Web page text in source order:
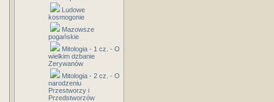
Ludowe
kosmogonie
Mazowsze
pogańskie
Mitologia - 1 cz. - O
wielkim dzbanie
Zerywanów
Mitologia - 2 cz. - O
narodzeniu
Przestworzy i
Przedstworzów